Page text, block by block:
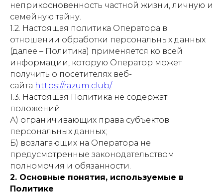
неприкосновенность частной жизни, личную и
семейную тайну.
1.2. Настоящая политика Оператора в
отношении обработки персональных данных
(далее – Политика) применяется ко всей
информации, которую Оператор может
получить о посетителях веб-
сайта https://razum.club/.
1.3. Настоящая Политика не содержат
положений:
А) ограничивающих права субъектов
персональных данных;
Б) возлагающих на Оператора не
предусмотренные законодательством
полномочия и обязанности.
2. Основные понятия, используемые в
Политике